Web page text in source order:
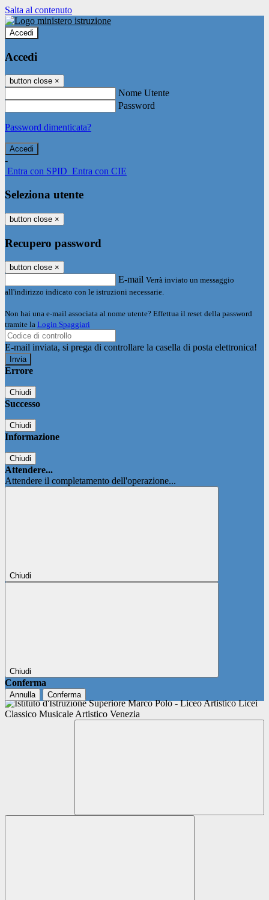
Salta al contenuto
Accedi
Accedi
button close ×
Nome Utente
Password
Password dimenticata?
-
Entra con SPID Entra con CIE
Seleziona utente
button close ×
Recupero password
button close ×
E-mail Verrà inviato un messaggio
all'indirizzo indicato con le istruzioni necessarie.
Non hai una e-mail associata al nome utente? Effettua il reset della password
tramite la Login Spaggiari
E-mail inviata, si prega di controllare la casella di posta elettronica!
Errore
Chiudi
Successo
Chiudi
Informazione
Chiudi
Attendere...
Attendere il completamento dell'operazione...
Chiudi
Chiudi
Conferma
Annulla Conferma